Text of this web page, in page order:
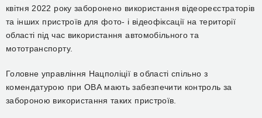
квітня 2022 року заборонено використання відеореєстраторів
та інших пристроїв для фото- і відеофіксації на території
області під час використання автомобільного та
мототранспорту.
Головне управління Нацполіції в області спільно з
комендатурою при ОВА мають забезпечити контроль за
забороною використання таких пристроїв.